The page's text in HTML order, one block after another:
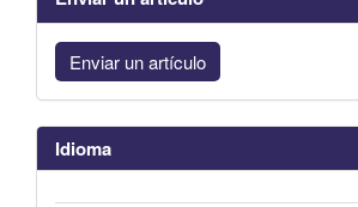
Enviar un artículo
Idioma